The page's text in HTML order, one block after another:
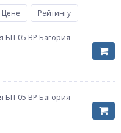
Цене Рейтингу
БП-05 ВР Багория
БП-05 ВР Багория